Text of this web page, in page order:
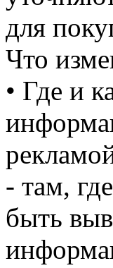
для
Что
• Где и
- там,
быть